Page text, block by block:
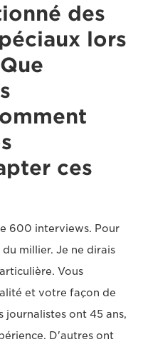
des
lors
ces
600 interviews. Pour
millier. Je ne dirais
Vous
et votre façon de
journalistes ont 45 ans,
D'autres ont